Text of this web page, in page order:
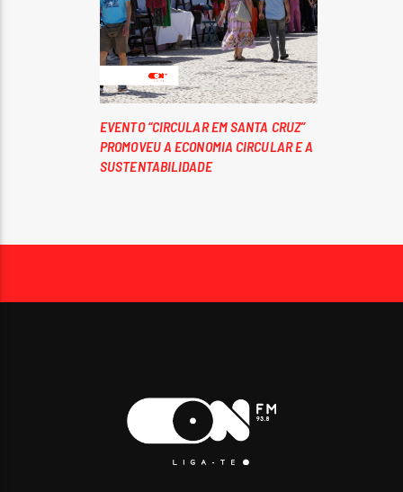
EVENTO “CIRCULAR EM SANTA CRUZ”
PROMOVEU A ECONOMIA CIRCULAR E A
SUSTENTABILIDADE